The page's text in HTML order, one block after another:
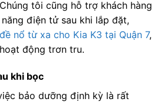
tôi cũng hỗ trợ khách hàng
điện tử sau khi lắp đặt,
nổ từ xa cho Kia K3 tại Quận 7,
động trơn tru.
khi bọc
bảo dưỡng định kỳ là rất